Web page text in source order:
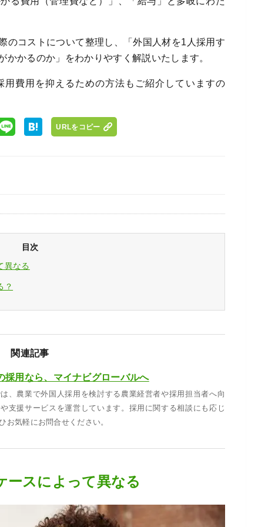
のコストについて整理し、「外国人材を1人採用す
かるのか」をわかりやすく解説いたします。
費用を抑えるための方法もご紹介していますの
URLをコピー
目次
異なる
？
関連記事
採用なら、マイナビグローバルへ
、農業で外国人採用を検討する農業経営者や採用担当者へ向
支援サービスを運営しています。採用に関する相談にも応じ
お気軽にお問合せください。
ースによって異なる